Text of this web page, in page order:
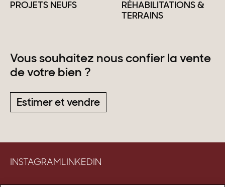
PROJETS NEUFS
RÉHABILITATIONS &
TERRAINS
Vous souhaitez nous confier la vente
de votre bien ?
Estimer et vendre
INSTAGRAMLINKEDIN